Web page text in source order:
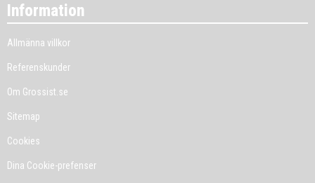
Information
Allmänna villkor
Referenskunder
Om Grossist.se
Sitemap
Cookies
Dina Cookie-prefenser